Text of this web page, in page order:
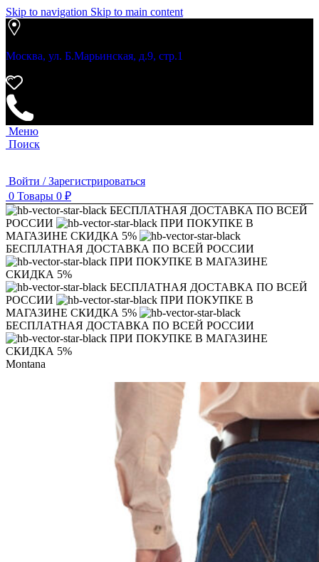
Skip to navigation Skip to main content
Москва, ул. Б.Марьинская, д.9, стр.1
Меню
Поиск
Войти / Зарегистрироваться
0 Товары 0 ₽
БЕСПЛАТНАЯ ДОСТАВКА ПО ВСЕЙ
РОССИИ
ПРИ ПОКУПКЕ В
МАГАЗИНЕ СКИДКА 5%
БЕСПЛАТНАЯ ДОСТАВКА ПО ВСЕЙ РОССИИ
ПРИ ПОКУПКЕ В МАГАЗИНЕ
СКИДКА 5%
БЕСПЛАТНАЯ ДОСТАВКА ПО ВСЕЙ
РОССИИ
ПРИ ПОКУПКЕ В
МАГАЗИНЕ СКИДКА 5%
БЕСПЛАТНАЯ ДОСТАВКА ПО ВСЕЙ РОССИИ
ПРИ ПОКУПКЕ В МАГАЗИНЕ
СКИДКА 5%
Montana